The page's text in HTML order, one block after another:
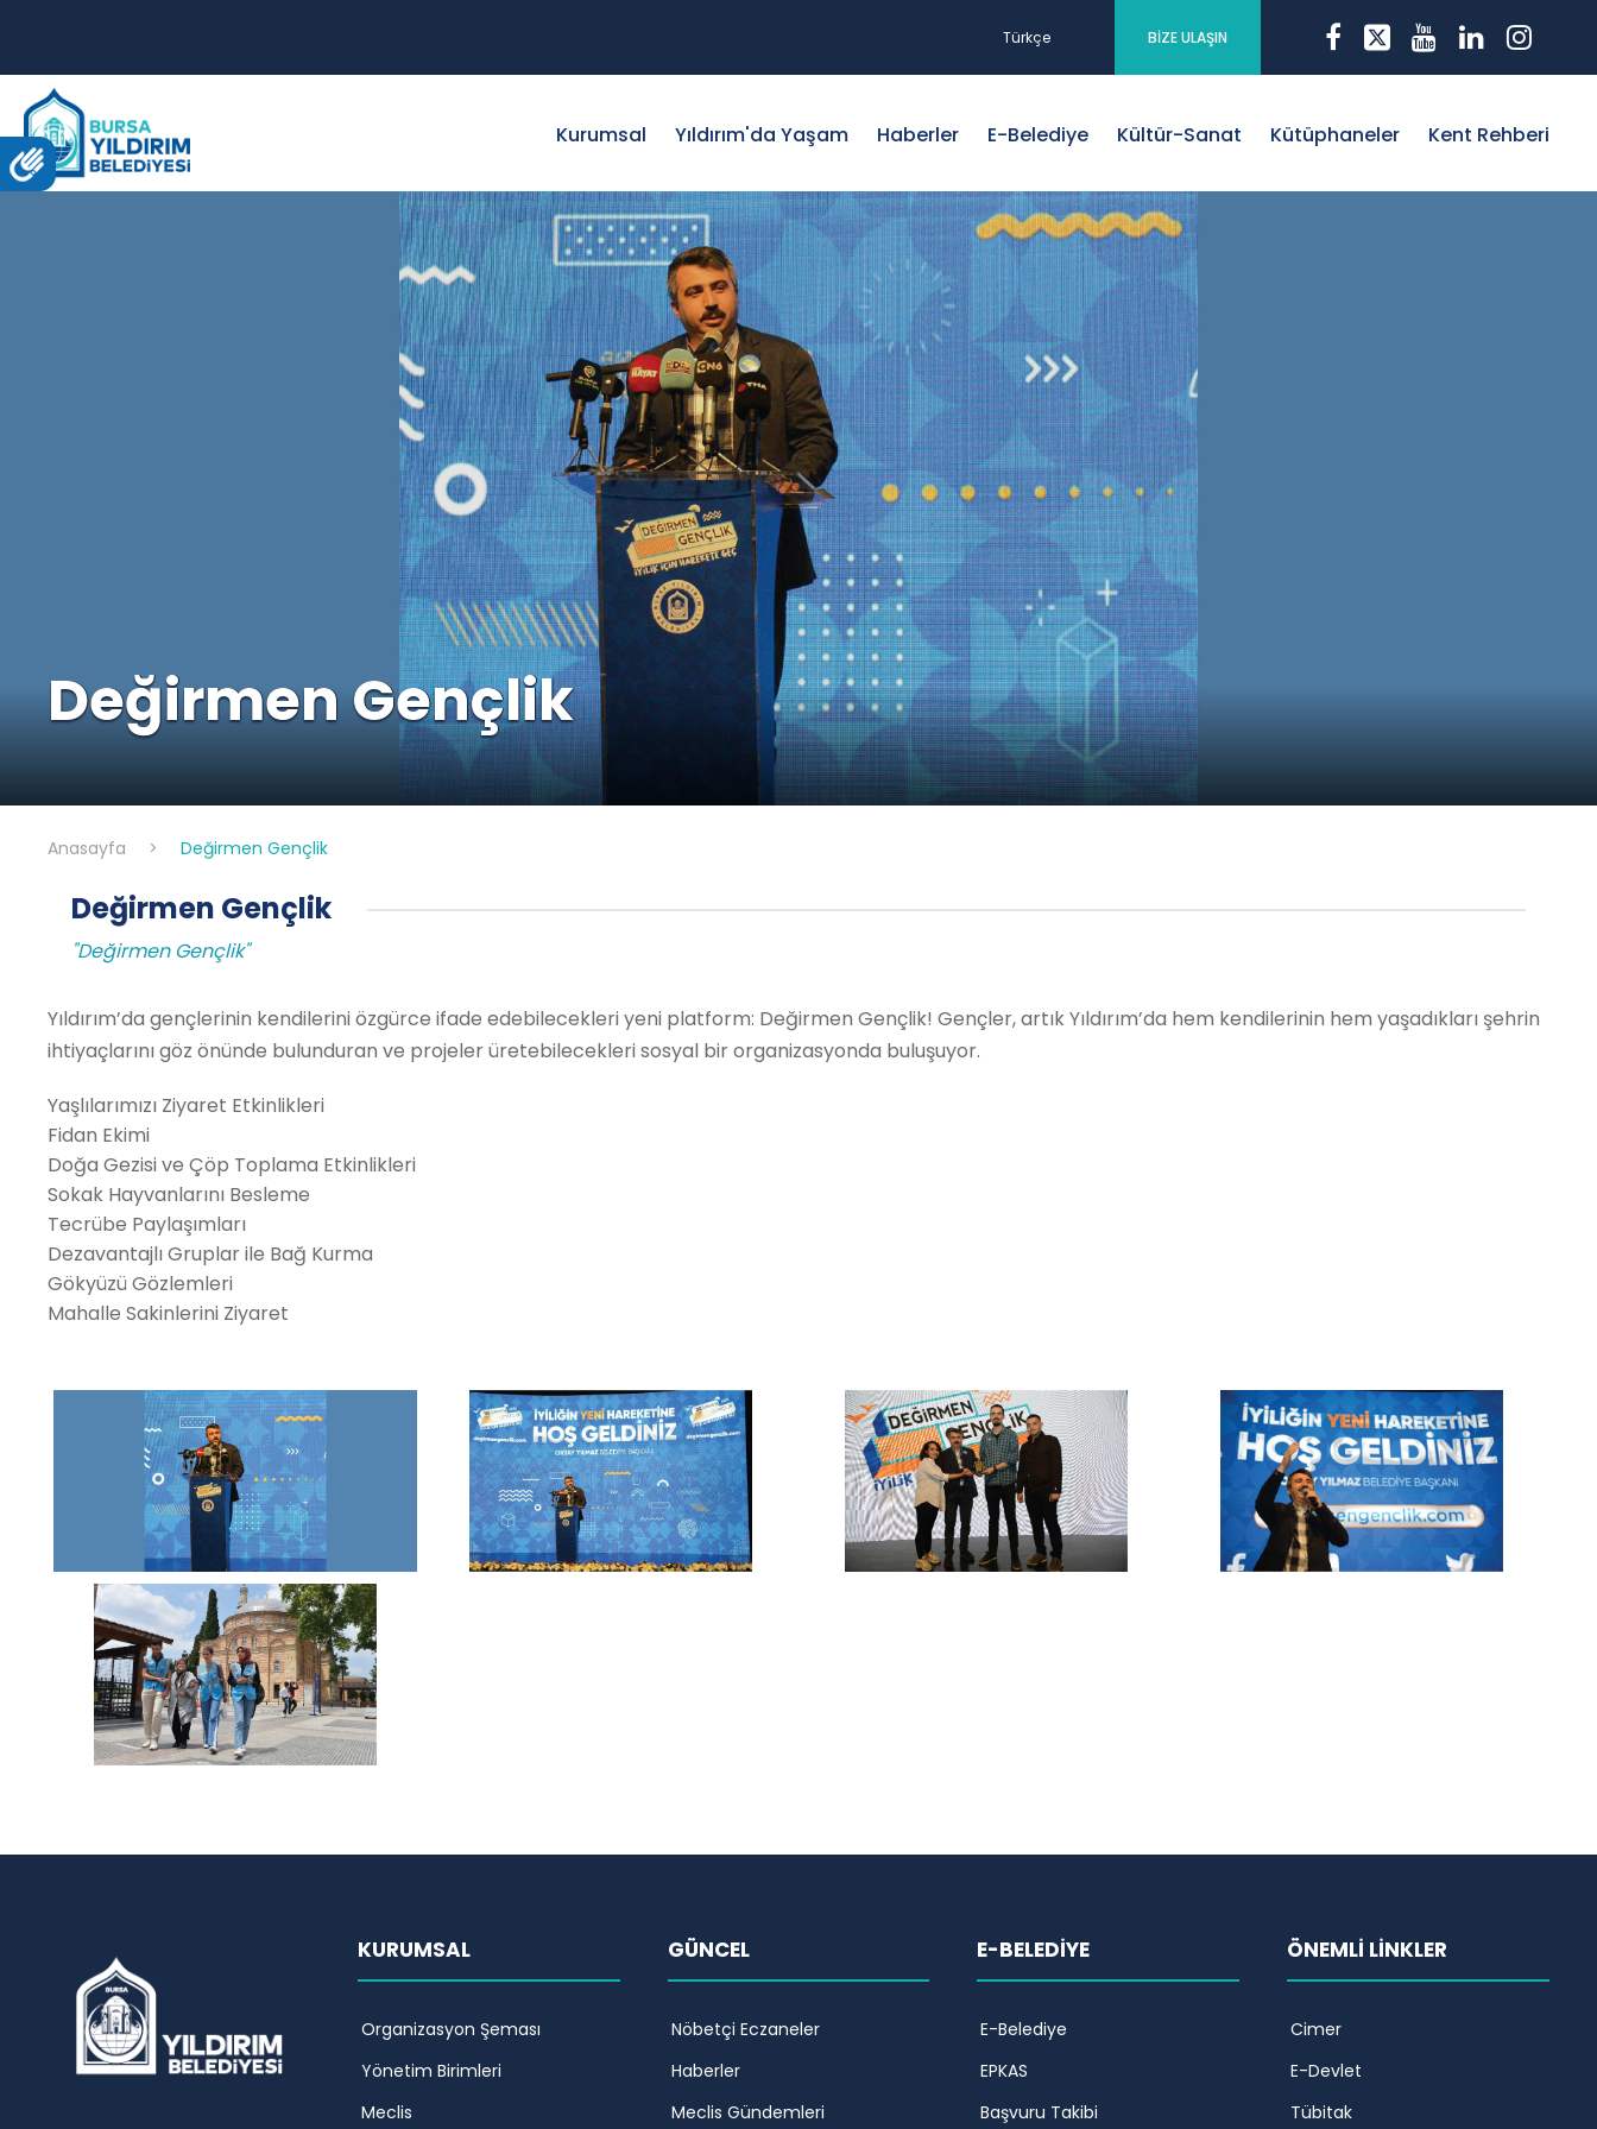
Türkçe BİZE ULAŞIN
Kurumsal Yıldırım'da Yaşam Haberler E-Belediye Kültür-Sanat Kütüphaneler Kent Rehberi
Değirmen Gençlik
Anasayfa > Değirmen Gençlik
Değirmen Gençlik
"Değirmen Gençlik"
Yıldırım’da gençlerinin kendilerini özgürce ifade edebilecekleri yeni platform: Değirmen Gençlik! Gençler, artık Yıldırım’da hem kendilerinin hem yaşadıkları şehrin
ihtiyaçlarını göz önünde bulunduran ve projeler üretebilecekleri sosyal bir organizasyonda buluşuyor.
Yaşlılarımızı Ziyaret Etkinlikleri
Fidan Ekimi
Doğa Gezisi ve Çöp Toplama Etkinlikleri
Sokak Hayvanlarını Besleme
Tecrübe Paylaşımları
Dezavantajlı Gruplar ile Bağ Kurma
Gökyüzü Gözlemleri
Mahalle Sakinlerini Ziyaret
KURUMSAL
Organizasyon Şeması
Yönetim Birimleri
Meclis
GÜNCEL
Nöbetçi Eczaneler
Haberler
Meclis Gündemleri
E-BELEDİYE
E-Belediye
EPKAS
Başvuru Takibi
ÖNEMLİ LİNKLER
Cimer
E-Devlet
Tübitak